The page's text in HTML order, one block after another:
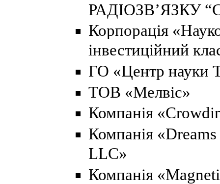
РАДІОЗВ’ЯЗКУ
Корпорація
інвестиційний
ГО «Центр науки
ТОВ «Мелвіс»
Компанія
Компанія
LLC»
Компанія